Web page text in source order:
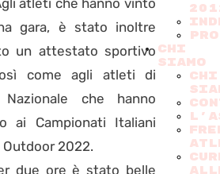
CHI
SIAMO
CHI
atleti che hanno vinto
gara, è stato inoltre
un attestato sportivo
come agli atleti di
Nazionale che hanno
ai Campionati Italiani
2022.
due ore è stato belle